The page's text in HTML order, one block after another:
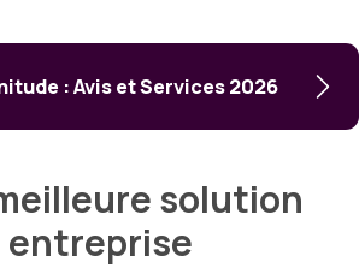
: Avis et Services 2026
solution
entreprise